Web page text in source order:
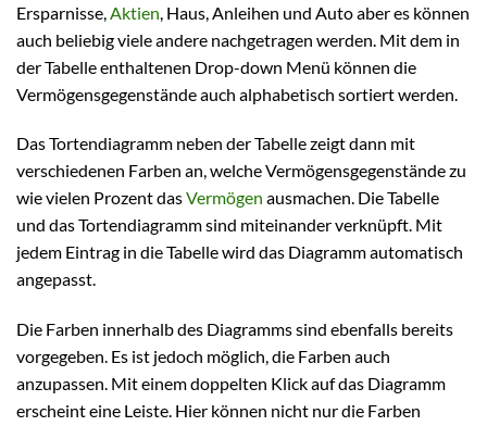
Ersparnisse, Aktien , Haus, Anleihen und Auto aber es können
auch beliebig viele andere nachgetragen werden. Mit dem in
der Tabelle enthaltenen Drop-down Menü können die
Vermögensgegenstände auch alphabetisch sortiert werden.
Das Tortendiagramm neben der Tabelle zeigt dann mit
verschiedenen Farben an, welche Vermögensgegenstände zu
wie vielen Prozent dasVermögen ausmachen. Die Tabelle
und das Tortendiagramm sind miteinander verknüpft. Mit
jedem Eintrag in die Tabelle wird das Diagramm automatisch
angepasst.
Die Farben innerhalb des Diagramms sind ebenfalls bereits
vorgegeben. Es ist jedoch möglich, die Farben auch
anzupassen. Mit einem doppelten Klick auf das Diagramm
erscheint eine Leiste. Hier können nicht nur die Farben